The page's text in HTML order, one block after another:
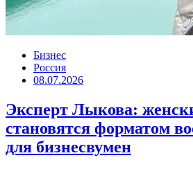
Бизнес
Россия
08.07.2026
Эксперт Лыкова:
становятся форматом
для бизнесвумен